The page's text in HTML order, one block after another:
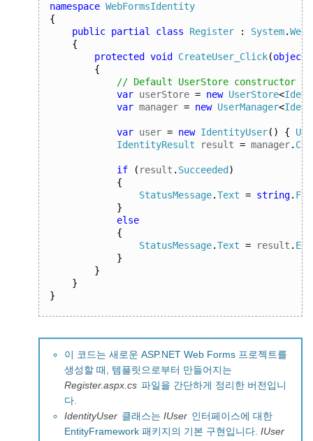
namespace WebFormsIdentity
{
public partial class Register : System.Web
{
protected
void CreateUser_Click(object
{
// Default UserStore constructor
var userStore = new UserStore<
var manager = new UserManager<
var user = new IdentityUser() {
IdentityResult result = manager.
if ( result . Succeeded )
{
StatusMessage.Text = string.
}
else
{
StatusMessage.Text = result .
}
}
}
}
이 코드는 새로운 ASP.NET Web Forms 프로젝트를
생성할 때, 템플릿으로부터 만들어지는
Register.aspx.cs 파일을 간단하게 정리한 버전입니
다.
IdentityUser 클래스는 IUser 인터페이스에 대한
EntityFramework 패키지의 기본 구현입니다. IUser